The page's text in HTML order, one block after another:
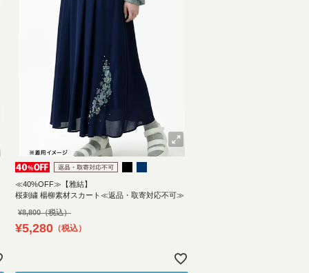
≪40%OFF≫【雅結】
桜刺繍 楊柳素材スカート≪返品・取寄対応不可≫
¥8,800
¥5,280 税込